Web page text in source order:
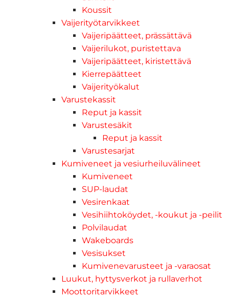
Koussit
Vaijerityötarvikkeet
Vaijeripäätteet, prässättävä
Vaijerilukot, puristettava
Vaijeripäätteet, kiristettävä
Kierrepäätteet
Vaijerityökalut
Varustekassit
Reput ja kassit
Varustesäkit
Reput ja kassit
Varustesarjat
Kumiveneet ja vesiurheiluvälineet
Kumiveneet
SUP-laudat
Vesirenkaat
Vesihiihtoköydet, -koukut ja -peilit
Polvilaudat
Wakeboards
Vesisukset
Kumivenevarusteet ja -varaosat
Luukut, hyttysverkot ja rullaverhot
Moottoritarvikkeet